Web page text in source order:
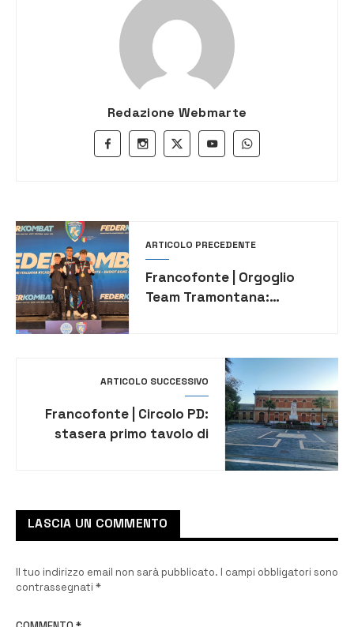
Redazione Webmarte
ARTICOLO PRECEDENTE
Francofonte | Orgoglio
Team Tramontana:
ARTICOLO SUCCESSIVO
Francofonte | Circolo PD:
stasera primo tavolo di
LASCIA UN COMMENTO
Il tuo indirizzo email non sarà pubblicato. I campi obbligatori sono
contrassegnati *